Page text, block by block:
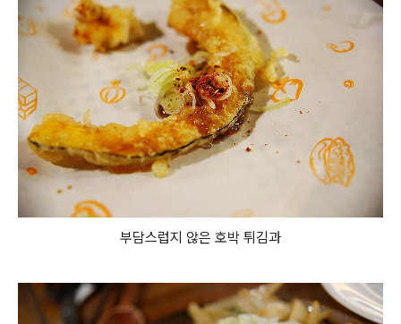
부담스럽지 않은 호박 튀김과